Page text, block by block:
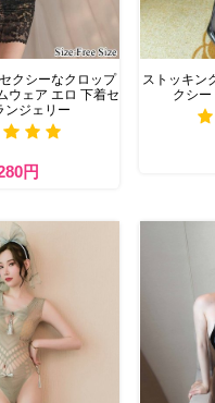
クシーなクロップ
ウェア エロ 下着セ
ンジェリー
円
ストッキン
クシー